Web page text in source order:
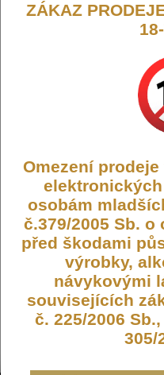
ZÁKAZ
Omezení
osobám
č.379/2005 Sb.
před škodami
výrobky,
návykovými
souvisejících
č. 225/2006
305/